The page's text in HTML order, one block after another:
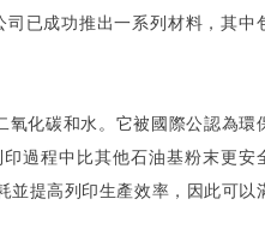
已成功推出一系列材料，其中
氧化碳和水。它被國際公認為環
過程中比其他石油基粉末更安
並提高列印生產效率，因此可以